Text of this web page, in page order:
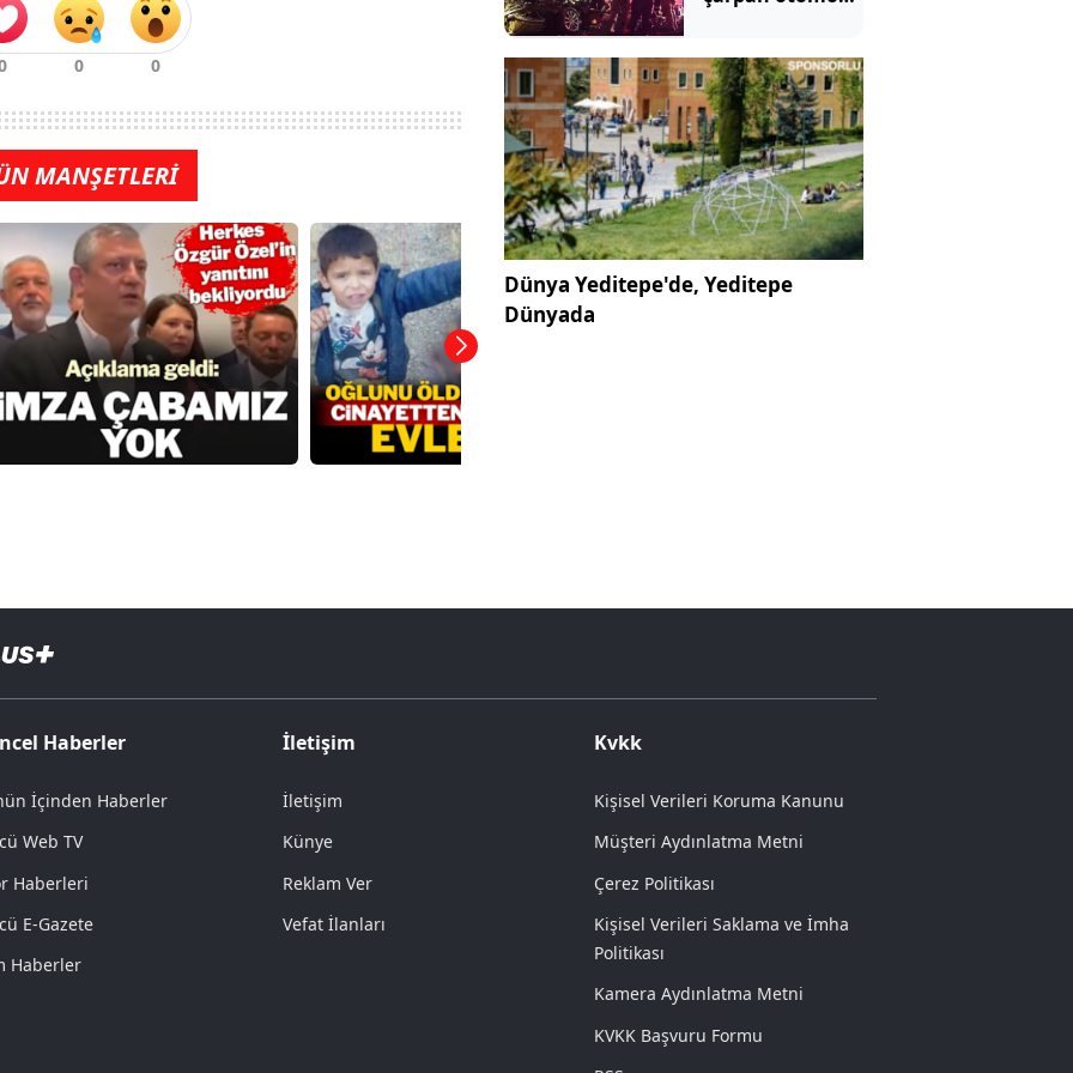
MANŞETLERİ
Dünya Yeditepe'de, Yeditepe
Dünyada
Haberler
İçinden Haberler
Web TV
Haberleri
E-Gazete
Haberler
İletişim
İletişim
Künye
Reklam Ver
Vefat İlanları
Kvkk
Kişisel Verileri Koruma Kanunu
Müşteri Aydınlatma Metni
Çerez Politikası
Kişisel Verileri Saklama ve İmha
Politikası
Kamera Aydınlatma Metni
KVKK Başvuru Formu